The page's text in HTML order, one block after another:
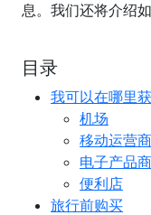
息。我们还将介绍
目录
我可以在哪里
机场
移动运营
电子产品
便利店
旅行前购买